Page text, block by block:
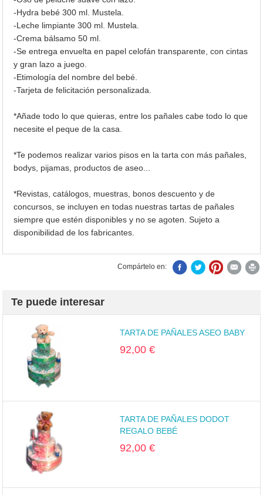
-Hydra bebé 300 ml. Mustela.
-Leche limpiante 300 ml. Mustela.
-Crema bálsamo 50 ml.
-Se entrega envuelta en papel celofán transparente, con cintas
y gran lazo a juego.
-Etimología del nombre del bebé.
-Tarjeta de felicitación personalizada.
*Añade todo lo que quieras, entre los pañales cabe todo lo que
necesite el peque de la casa.
*Te podemos realizar varios pisos en la tarta con más pañales,
bodys, pijamas, productos de aseo...
*Revistas, catálogos, muestras, bonos descuento y de
concursos, se incluyen en todas nuestras tartas de pañales
siempre que estén disponibles y no se agoten. Sujeto a
disponibilidad de los fabricantes.
Compártelo en:
Te puede interesar
TARTA DE PAÑALES ASEO BABY
92,00 €
TARTA DE PAÑALES DODOT
REGALO BEBÉ
92,00 €